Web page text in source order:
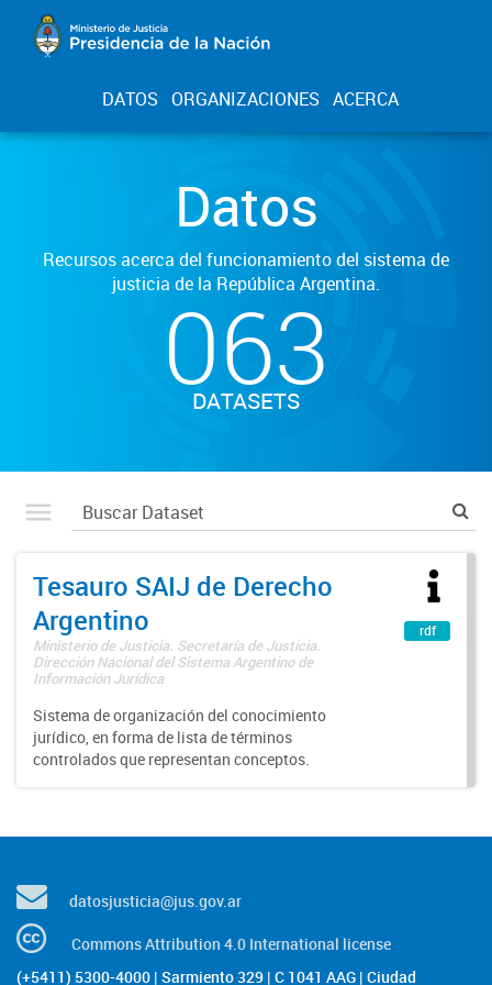
DATOS ORGANIZACIONES ACERCA
Datos
Recursos acerca del funcionamiento del sistema de
justicia de la República Argentina.
063
DATASETS
Tesauro SAIJ de Derecho
Argentino
Ministerio de Justicia. Secretaría de Justicia.
Dirección Nacional del Sistema Argentino de
Información Jurídica
Sistema de organización del conocimiento
jurídico, en forma de lista de términos
controlados que representan conceptos.
rdf
datosjusticia@jus.gov.ar
Commons Attribution 4.0 International license
(+5411) 5300-4000 | Sarmiento 329 | C 1041 AAG | Ciudad